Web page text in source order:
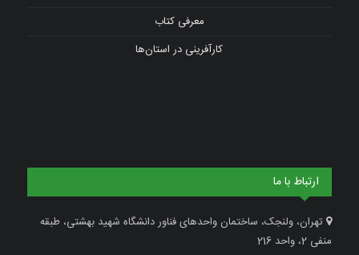
معرفی کتاب
کارآفرینی در استان‌ها
ارتباط با ما
تهران، ولنجک، ساختمان واحدهای فناور دانشگاه شهید بهشتی، طبقه
منفی 2، واحد 216